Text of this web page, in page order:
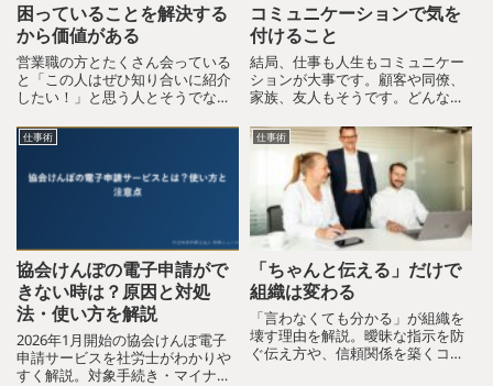
困っていることを解決する
から価値がある
営業職の方とたくさん会っている
と「この人はぜひ知り合いに紹介
したい！」と思う人とそうでない
えてみたのですが「こういう人を
助けたい！」「こういうことが解
スを提供する相手が明確な人は
コミュニケーションで気を
付けること
結局、仕事も人生もコミュニケー
ションが大事です。顧客や同僚、
家族、友人もそうです。どんな表
１８０度変わってしまいますし、
相手を怒らせてしまうこともあり
ます。面倒ですが、逆にコミュニ
ケーションをとらないで信頼関
係...
仕事術
協会けんぽの電子申請がで
きない時は？原因と対処
法・使い方を解説
2026年1月開始の協会けんぽ電子
申請サービスを社労士がわかりや
すく解説。対象手続き・マイナン
仕事術
「ちゃんと伝える」だけで
組織は変わる
「言わなくても分かる」が組織を
壊す理由を解説。曖昧な指示を防
ぐ伝え方や、信頼関係を築くコミ